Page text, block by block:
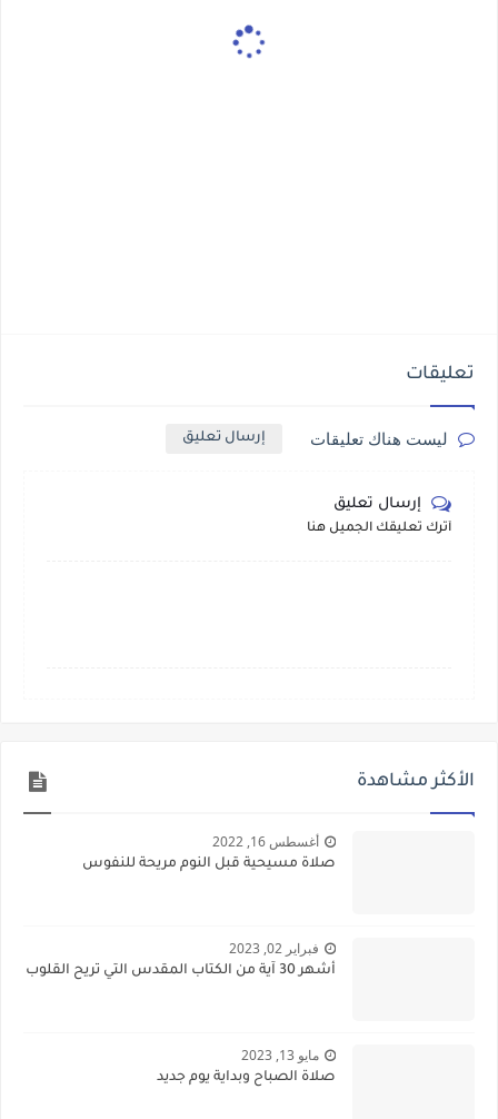
تعليقات
ليست هناك تعليقات إرسال تعليق
إرسال تعليق
أترك تعليقك الجميل هنا
الأكثر مشاهدة
أغسطس 16, 2022
صلاة مسيحية قبل النوم مريحة للنفوس
فبراير 02, 2023
أشهر 30 آية من الكتاب المقدس التي تريح القلوب
مايو 13, 2023
صلاة الصباح وبداية يوم جديد